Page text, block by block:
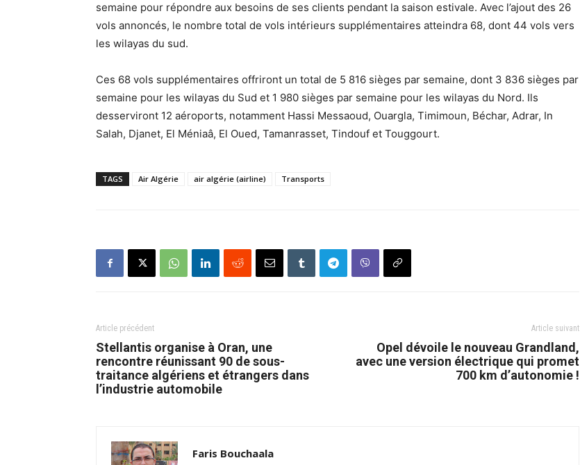
semaine pour répondre aux besoins de ses clients pendant la saison estivale. Avec l’ajout des 26
vols annoncés, le nombre total de vols intérieurs supplémentaires atteindra 68, dont 44 vols vers
les wilayas du sud.
Ces 68 vols supplémentaires offriront un total de 5 816 sièges par semaine, dont 3 836 sièges par
semaine pour les wilayas du Sud et 1 980 sièges par semaine pour les wilayas du Nord. Ils
desserviront 12 aéroports, notamment Hassi Messaoud, Ouargla, Timimoun, Béchar, Adrar, In
Salah, Djanet, El Méniaâ, El Oued, Tamanrasset, Tindouf et Touggourt.
TAGS Air Algérie air algérie (airline) Transports
Article précédent
Stellantis organise à Oran, une
rencontre réunissant 90 de sous-
traitance algériens et étrangers dans
l’industrie automobile
Article suivant
Opel dévoile le nouveau Grandland,
avec une version électrique qui promet
700 km d’autonomie !
Faris Bouchaala